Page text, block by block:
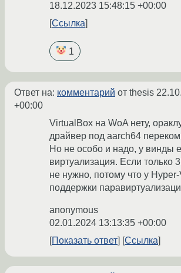
18.12.2023 15:48:15 +00:00
Ссылка
1
Ответ на: комментарий от thesis
+00:00
VirtualBox на WoA нету,
драйвер под aarch64
Но не особо и надо, у винды
виртуализация. Если только
не нужно, потому что у Hyper-
поддержки
anonymous
02.01.2024 13:13:35 +00:00
Показать ответ
Ссылка